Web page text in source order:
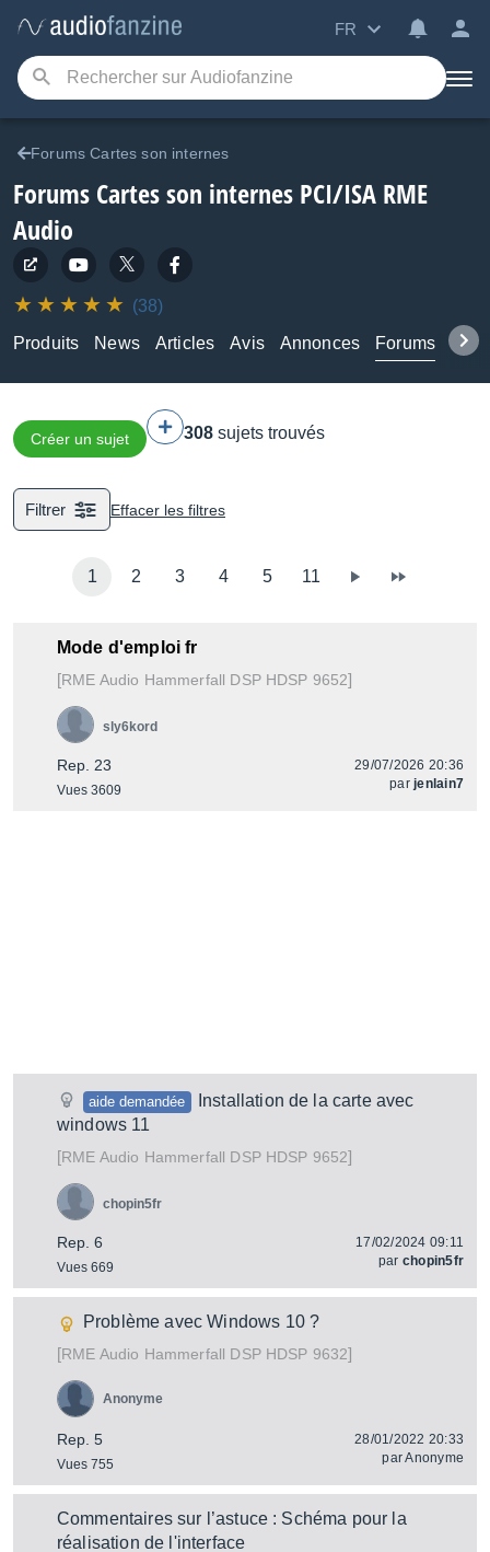
FR
Forums Cartes son internes
Forums Cartes son internes PCI/ISA RME
Audio
(38)
Produits
News Articles Avis Annonces Forums
Créer un sujet 308 sujets trouvés
Filtrer Effacer les filtres
1 2 3 4 5 11
Mode d'emploi fr
[RME Audio Hammerfall DSP HDSP 9652]
Rep. 23
Vues 3609
sly6kord
29/07/2026 20:36
parjenlain7
aide demandée
Installation de la carte avec
windows 11
[RME Audio Hammerfall DSP HDSP 9652]
Rep. 6
Vues 669
chopin5fr
17/02/2024 09:11
par chopin5fr
Problème avec Windows 10 ?
[RME Audio Hammerfall DSP HDSP 9632]
Rep. 5
Vues 755
Anonyme
28/01/2022 20:33
parAnonyme
Commentaires sur l’astuce : Schéma pour la
réalisation de l'interface